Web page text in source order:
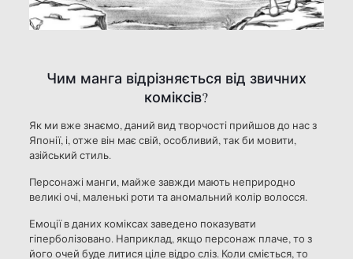
Чим манга відрізняється від звичних
коміксів?
Як ми вже знаємо, даний вид творчості прийшов до нас з
Японії, і, отже він має свій, особливий, так би мовити,
азійський стиль.
Персонажі манги, майже завжди мають неприродно
великі очі, маленькі роти та аномальний колір волосся.
Емоції в даних коміксах заведено показувати
гіперболізовано. Наприклад, якщо персонаж плаче, то з
його очей буде литися ціле відро сліз. Коли сміється, то